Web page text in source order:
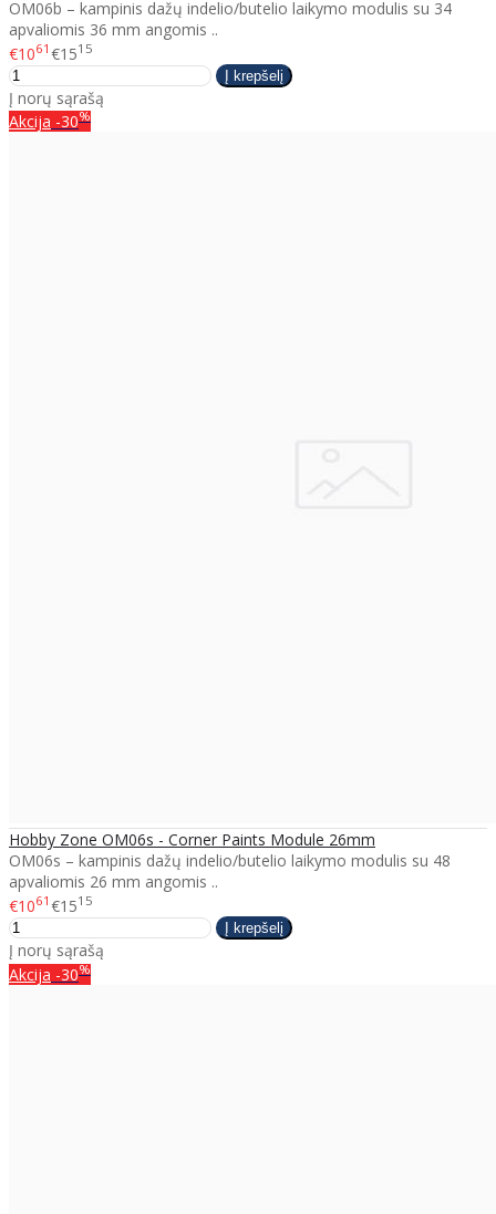
OM06b – kampinis dažų indelio/butelio laikymo modulis su 34
apvaliomis 36 mm angomis ..
€1061 €1515
Į norų sąrašą
Akcija -30%
Hobby Zone OM06s - Corner Paints Module 26mm
OM06s – kampinis dažų indelio/butelio laikymo modulis su 48
apvaliomis 26 mm angomis ..
€1061 €1515
Į norų sąrašą
Akcija -30%